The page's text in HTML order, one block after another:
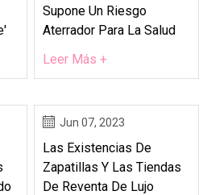
Supone Un Riesgo
Aterrador Para La Salud
Leer Más +
Jun 07, 2023
Las Existencias De
Zapatillas Y Las Tiendas
De Reventa De Lujo